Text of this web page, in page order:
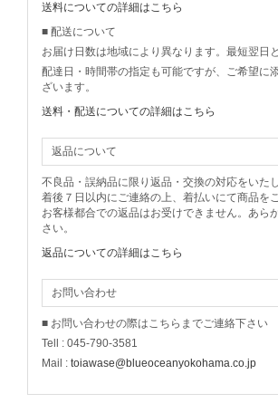
送料についての詳細はこちら
■ 配送について
お届け日数は地域により異なります。最短翌日
配達日・時間帯の指定も可能ですが、ご希望に
ざいます。
送料・配送についての詳細はこちら
返品について
不良品・誤納品に限り返品・交換の対応をいた
着後７日以内にご連絡の上、着払いにて商品を
お客様都合での返品はお受けできません。あら
さい。
返品についての詳細はこちら
お問い合わせ
■ お問い合わせの際はこちらまでご連絡下さい
Tell : 045-790-3581
Mail : toiawase@blueoceanyokohama.co.jp